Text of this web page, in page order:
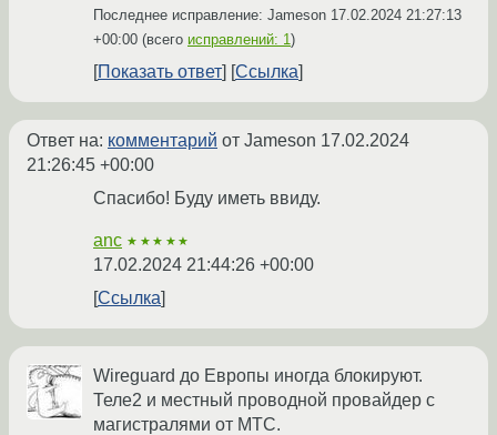
Последнее исправление: Jameson 17.02.2024 21:27:13
+00:00 (всего исправлений: 1 )
Показать ответ Ссылка
Ответ на: комментарий от Jameson 17.02.2024
21:26:45 +00:00
Спасибо! Буду иметь ввиду.
anc ★★★★★
17.02.2024 21:44:26 +00:00
Ссылка
Wireguard до Европы иногда блокируют.
Теле2 и местный проводной провайдер с
магистралями от МТС.